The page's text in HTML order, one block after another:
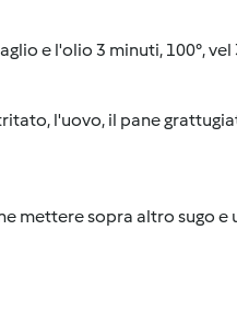
e l'olio 3 minuti, 100°, vel
l'uovo, il pane
mettere sopra altro sugo e